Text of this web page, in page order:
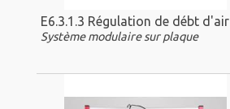
E6.3.1.3 Régulation de débt d'air
Système modulaire sur plaque